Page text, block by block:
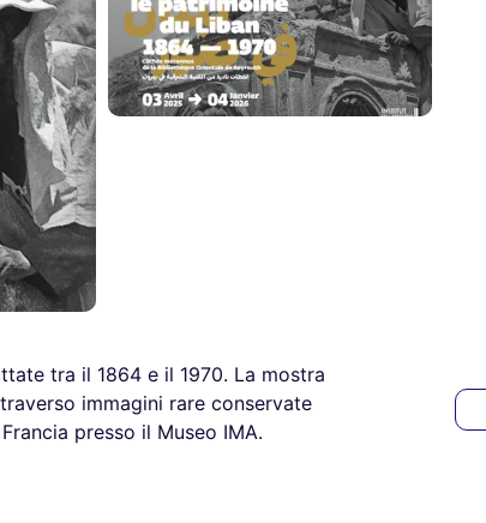
tra il 1864 e il 1970. La mostra
immagini rare conservate
presso il Museo IMA.